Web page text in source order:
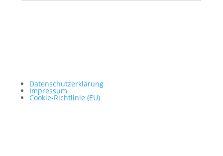
Datenschutzerklärung
Impressum
Cookie-Richtlinie (EU)